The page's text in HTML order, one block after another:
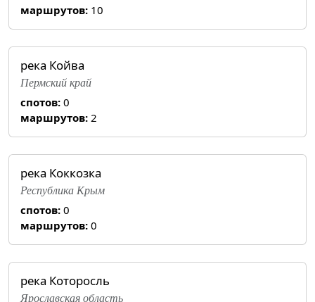
маршрутов: 10
река Койва
Пермский край
спотов: 0
маршрутов: 2
река Коккозка
Республика Крым
спотов: 0
маршрутов: 0
река Которосль
Ярославская область